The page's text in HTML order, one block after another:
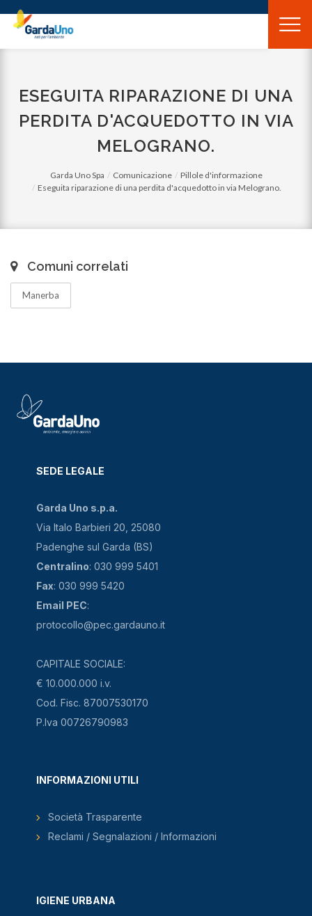
Gardauno
Spa
ESEGUITA RIPARAZIONE DI UNA
PERDITA D'ACQUEDOTTO IN VIA
MELOGRANO.
Garda Uno Spa Comunicazione
Pillole d'informazione
Eseguita riparazione di una perdita d'acquedotto in via Melograno.
Comuni correlati
Manerba
SEDE LEGALE
Garda Uno s.p.a.
Via Italo Barbieri 20, 25080
Padenghe sul Garda (BS)
Centralino: 030 999 5401
Fax: 030 999 5420
Email PEC:
protocollo@pec.gardauno.it
CAPITALE SOCIALE:
€ 10.000.000 i.v.
Cod. Fisc. 87007530170
P.Iva 00726790983
IGIENE URBANA
INFORMAZIONI UTILI
Società Trasparente
Reclami / Segnalazioni / Informazioni